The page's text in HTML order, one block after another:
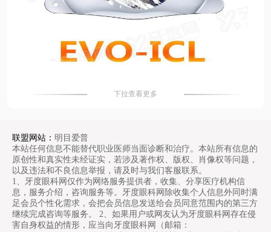
下拉查看更多
联盟网站： 明目爱普
本站任何信息不能替代职业医师当面诊断和治疗。本站所有信息的
原创性和真实性未经证实，若涉及著作权、版权、肖像权等问题，
以及违法和不良信息举报，请及时与我们客服联系。
1、牙度眼科网仅作为网络服务提供者，收集、分享医疗机构信
息，服务介绍，咨询服务等。牙度眼科网除收集个人信息外同时满
足会员个性化需求，会把会员信息发送给会员同意范围内的第三方
继续完成咨询等服务。 2、如果用户或网友认为牙度眼科网存在侵
害自身权益的情形，应当向牙度眼科网（邮箱：